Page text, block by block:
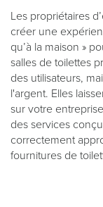
Les propriétaires
créer une
qu’à la maison »
salles de toilettes
des utilisateurs,
l'argent. Elles
sur votre
des services
correctement
fournitures de